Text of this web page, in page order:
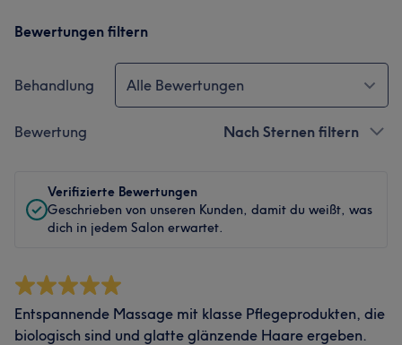
Bewertungen filtern
Behandlung Alle Bewertungen
Bewertung Nach Sternen filtern
Verifizierte Bewertungen
Geschrieben von unseren Kunden, damit du weißt, was
dich in jedem Salon erwartet.
Entspannende Massage mit klasse Pflegeprodukten, die
biologisch sind und glatte glänzende Haare ergeben.